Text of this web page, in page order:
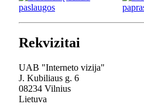
Rekvizitai
UAB "Interneto vizija"
J. Kubiliaus g. 6
08234 Vilnius
Lietuva